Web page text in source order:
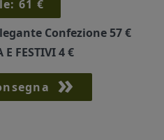
61 €
Confezione57 €
E FESTIVI4 €